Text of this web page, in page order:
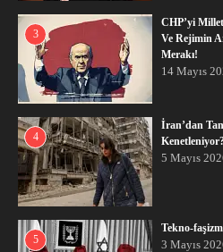
3
CHP’yi
Ve Rejimin
14 Mayıs
4
İran’dan
5 Mayıs
5
Tekno-
3 Mayıs